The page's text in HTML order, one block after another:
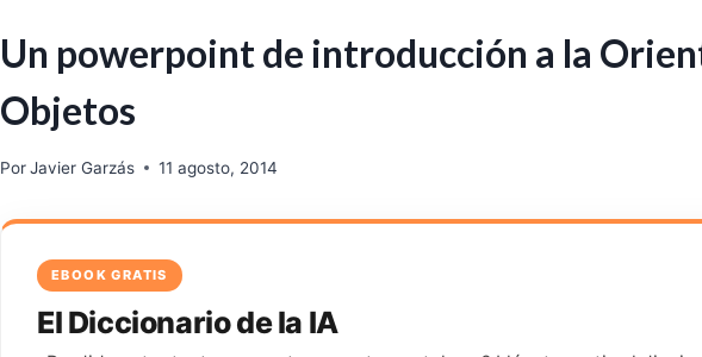
Un powerpoint de introducción a la
Objetos
PorJavier Garzás 11 agosto, 2014
EBOOK GRATIS
El Diccionario de la IA